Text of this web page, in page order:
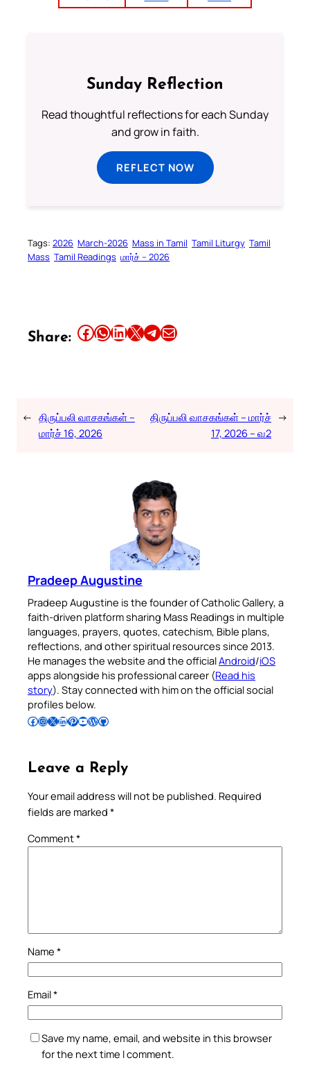
Sunday Reflection
Read thoughtful reflections for each Sunday
and grow in faith.
REFLECT NOW
Tags: 2026 March-2026 Mass in Tamil Tamil Liturgy Tamil
Mass Tamil Readings மார்ச் – 2026
Share: Share this article on Facebook Share this article on WhatsApp Share this article on LinkedIn Share this article on X Share this article on TelegramEmail this Article
← திருப்பலி வாசகங்கள் –
மார்ச் 16, 2026
திருப்பலி வாசகங்கள் – மார்ச்
17, 2026 – வ2
→
Pradeep Augustine
Pradeep Augustine is the founder of Catholic Gallery, a
faith-driven platform sharing Mass Readings in multiple
languages, prayers, quotes, catechism, Bible plans,
reflections, and other spiritual resources since 2013.
He manages the website and the officialAndroid/iOS
apps alongside his professional career (Read his
story). Stay connected with him on the official social
profiles below.
Follow Pradeep on Facebook Follow Pradeep on InstagramFollow Pradeep on X Follow Pradeep on LinkedIn Follow Pradeep on Pinterest Subscribe to Pradeep’s Youtube Channel Follow Pradeep on WordPress Follow Pradeep on GitHub
Leave a Reply
Your email address will not be published. Required
fields are marked *
Comment*
Name *
Email*
Save my name, email, and website in this browser
for the next time I comment.